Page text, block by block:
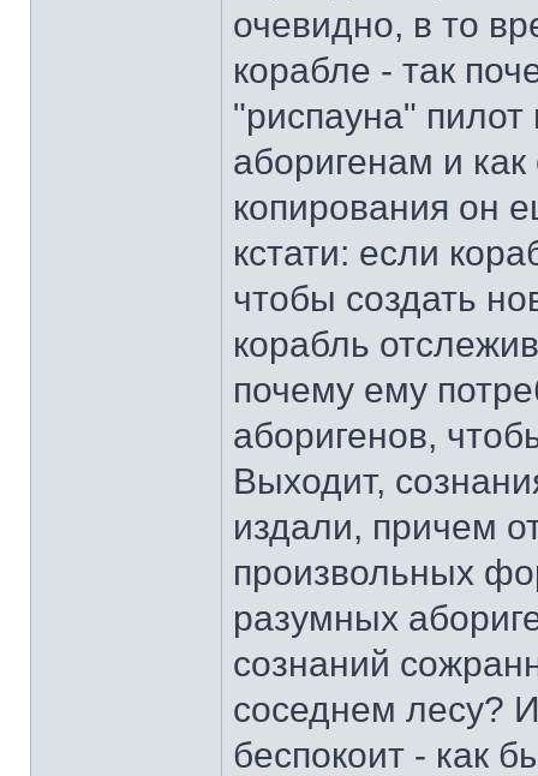
очевидно, в то
корабле - так
"риспауна"
аборигенам и
копирования он
кстати: если
чтобы создать
корабль
почему ему
аборигенов,
Выходит,
издали, причем
произвольных
разумных
сознаний
соседнем лесу?
беспокоит - как